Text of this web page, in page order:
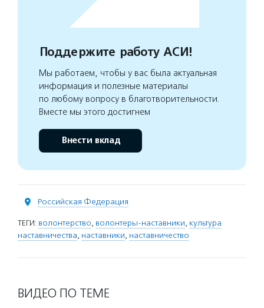
Поддержите работу АСИ!
Мы работаем, чтобы у вас была актуальная
информация и полезные материалы
по любому вопросу в благотворительности.
Вместе мы этого достигнем
Внести вклад
Российская Федерация
ТЕГИ: волонтерство, волонтеры-наставники, культура
наставничества, наставники, наставничество
ВИДЕО ПО ТЕМЕ